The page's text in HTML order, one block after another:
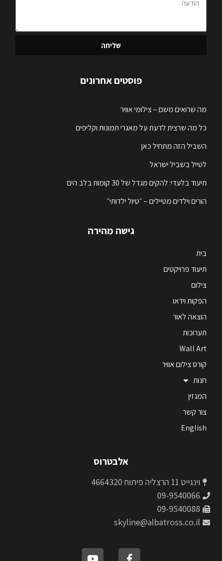
שליחה
פוסטים אחרונים
מה שרואים משם – צילומי אוויר
כל מה שרצית לדעת על מאגרי תמונות וקליפים
השביל הזה מתחיל כאן
לטייל בשביל ישראל
תיעוד בלעדי: להקים מגדל של 30 קומות בלב הים
הורים וילדים מטיילים – ״טיול ילדותי״
גישה מהירה
בית
תיעוד פרויקטים
צילום
הפקות וידאו
הוצאה לאור
תערוכות
Wall Art
קורס צילום אוויר
חנות
המגזין
צור קשר
English
אלבטרוס
וינגייט 11 הרצליה פיתוח 4664320
09-9540066
09-9540088
skyline@albatross.co.il